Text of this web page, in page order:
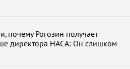
почему Рогозин получает
директора НАСА: Он слишком